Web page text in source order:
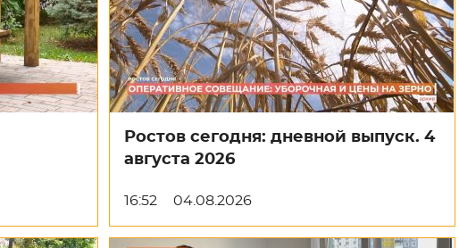
Ростов сегодня: дневной выпуск. 4
августа 2026
16:52 04.08.2026